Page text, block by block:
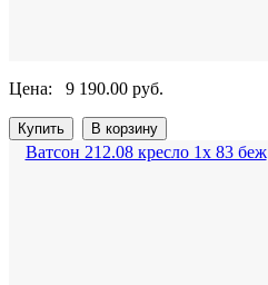
Цена: 9 190.00 руб.
Ватсон 212.08 кресло 1х 83 беж